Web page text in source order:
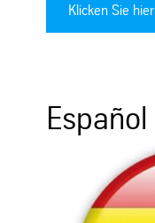
Klicken Sie hier
Español